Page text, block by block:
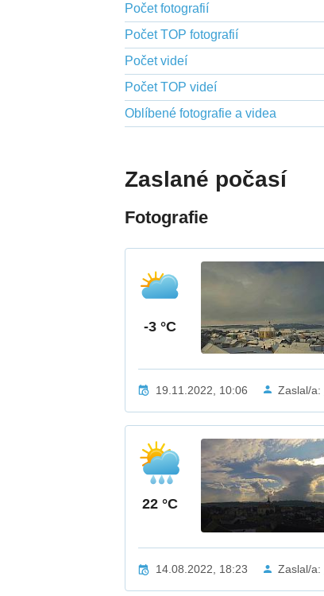
Počet fotografií
Počet TOP fotografií
Počet videí
Počet TOP videí
Oblíbené fotografie a videa
Zaslané počasí
Fotografie
-3 °C
19.11.2022, 10:06 Zaslal/a:
22 °C
14.08.2022, 18:23 Zaslal/a: